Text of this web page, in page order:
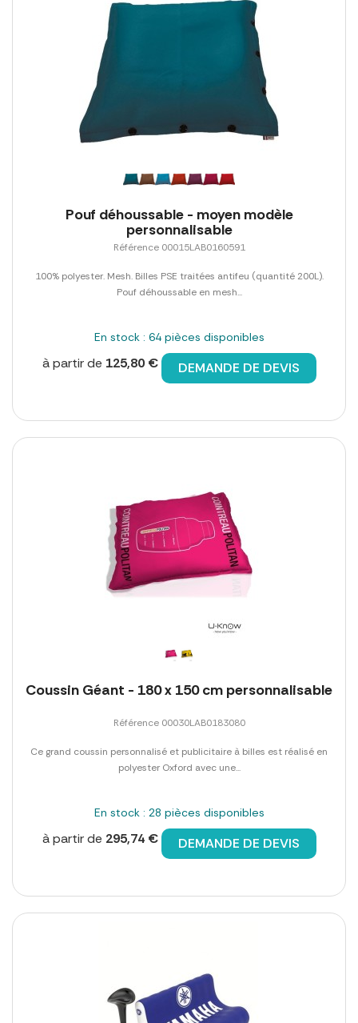
Pouf déhoussable - moyen modèle
personnalisable
Référence 00015LAB0160591
100% polyester. Mesh. Billes PSE traitées antifeu (quantité 200L).
Pouf déhoussable en mesh...
En stock : 64 pièces disponibles
à partir de 125,80 € DEMANDE DE DEVIS
Coussin Géant - 180 x 150 cm personnalisable
Référence 00030LAB0183080
Ce grand coussin personnalisé et publicitaire à billes est réalisé en
polyester Oxford avec une...
En stock : 28 pièces disponibles
à partir de 295,74 € DEMANDE DE DEVIS